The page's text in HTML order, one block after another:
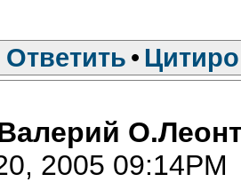
Ответить •
2005 09:14PM